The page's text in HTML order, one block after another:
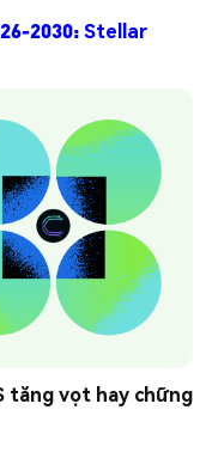
2030: Stellar
tăng vọt hay chững